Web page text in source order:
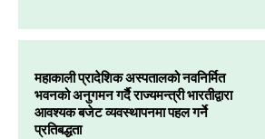
महाकाली प्रादेशिक अस्पतालको नवनिर्मित
भवनको अनुगमन गर्दै राज्यमन्त्री भारतीद्वारा
आवश्यक बजेट व्यवस्थापनमा पहल गर्ने
प्रतिबद्धता